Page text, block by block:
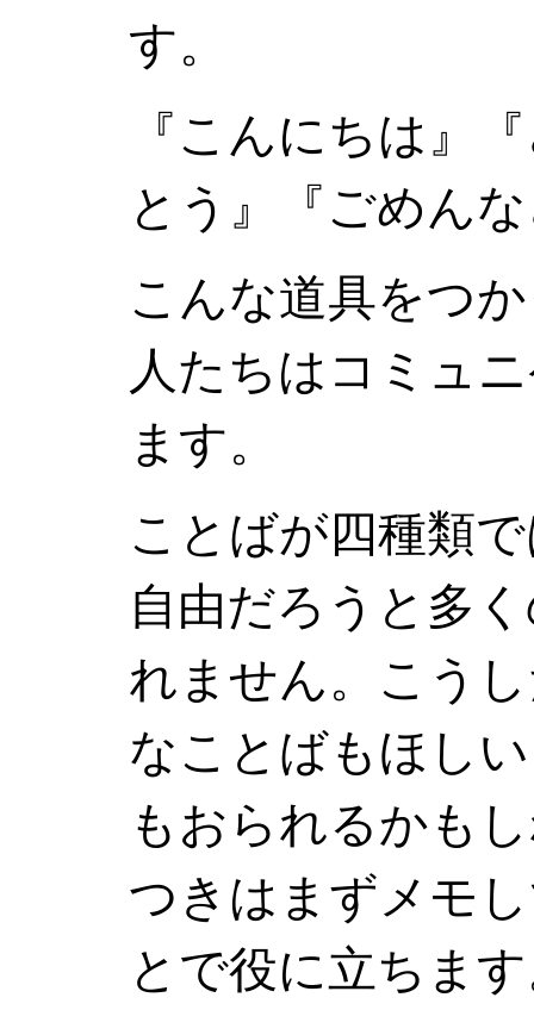
す。
『こんにちは』
とう』『ごめん
こんな道具をつ
人たちはコミュ
ます。
ことばが四種類
自由だろうと多
れません。こう
なことばもほし
もおられるかも
つきはまずメモ
とで役に立ちま